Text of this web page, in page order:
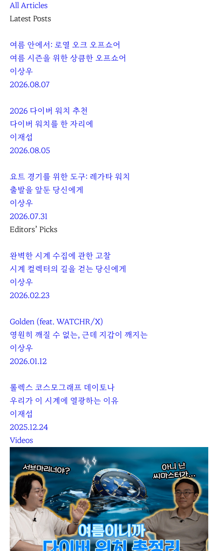
All Articles
Latest Posts
여름 안에서: 로열 오크 오프쇼어
여름 시즌을 위한 상큼한 오프쇼어
이상우
2026.08.07
2026 다이버 워치 추천
다이버 워치를 한 자리에
이재섭
2026.08.05
요트 경기를 위한 도구: 레가타 워치
출발을 앞둔 당신에게
이상우
2026.07.31
Editors’ Picks
완벽한 시계 수집에 관한 고찰
시계 컬렉터의 길을 걷는 당신에게
이상우
2026.02.23
Golden (feat. WATCHR/X)
영원히 깨질 수 없는, 근데 지갑이 깨지는
이상우
2026.01.12
롤렉스 코스모그래프 데이토나
우리가 이 시계에 열광하는 이유
이재섭
2025.12.24
Videos